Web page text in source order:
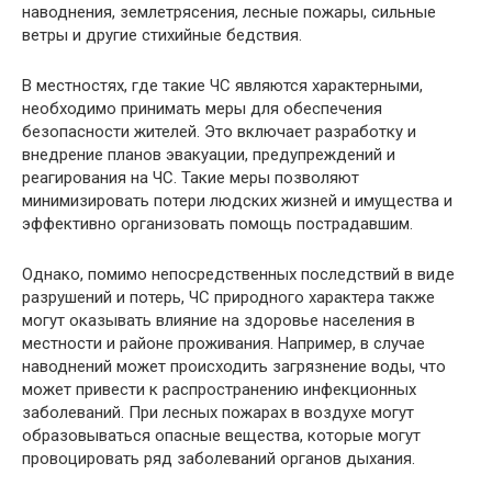
наводнения, землетрясения, лесные пожары, сильные
ветры и другие стихийные бедствия.
В местностях, где такие ЧС являются характерными,
необходимо принимать меры для обеспечения
безопасности жителей. Это включает разработку и
внедрение планов эвакуации, предупреждений и
реагирования на ЧС. Такие меры позволяют
минимизировать потери людских жизней и имущества и
эффективно организовать помощь пострадавшим.
Однако, помимо непосредственных последствий в виде
разрушений и потерь, ЧС природного характера также
могут оказывать влияние на здоровье населения в
местности и районе проживания. Например, в случае
наводнений может происходить загрязнение воды, что
может привести к распространению инфекционных
заболеваний. При лесных пожарах в воздухе могут
образовываться опасные вещества, которые могут
провоцировать ряд заболеваний органов дыхания.